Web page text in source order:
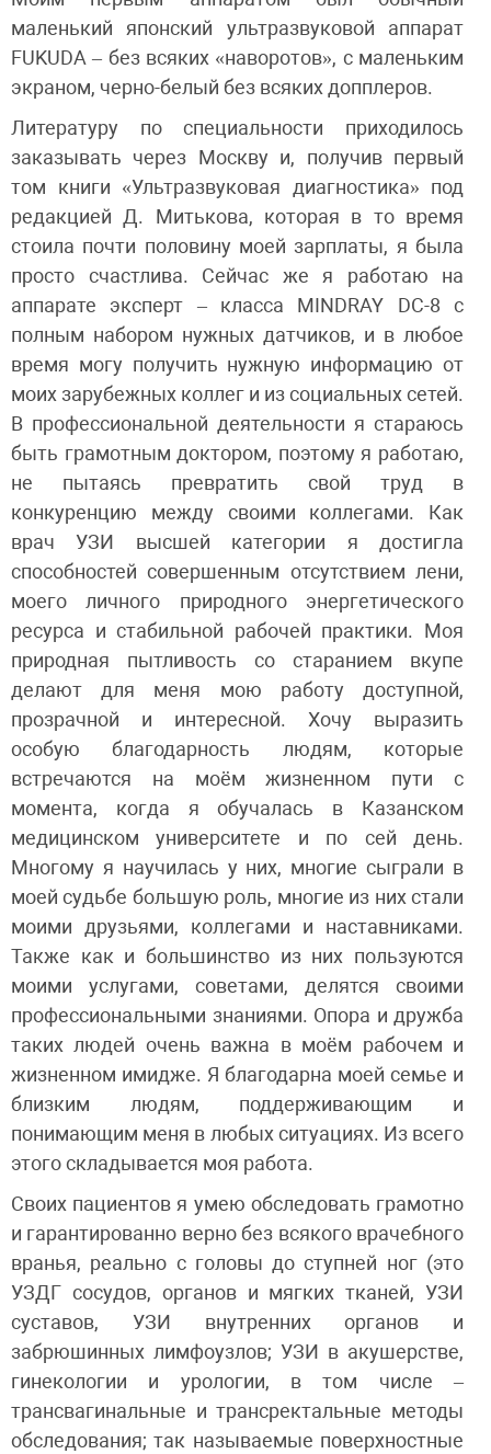
маленький японский ультразвуковой аппарат
FUKUDA – без всяких «наворотов», с маленьким
экраном, черно-белый без всяких допплеров.
Литературу по специальности приходилось
заказывать через Москву и, получив первый
том книги «Ультразвуковая диагностика» под
редакцией Д. Митькова, которая в то время
стоила почти половину моей зарплаты, я была
просто счастлива. Сейчас же я работаю на
аппарате эксперт – класса MINDRAY DC-8 с
полным набором нужных датчиков, и в любое
время могу получить нужную информацию от
моих зарубежных коллег и из социальных сетей.
В профессиональной деятельности я стараюсь
быть грамотным доктором, поэтому я работаю,
не пытаясь превратить свой труд в
конкуренцию между своими коллегами. Как
врач УЗИ высшей категории я достигла
способностей совершенным отсутствием лени,
моего личного природного энергетического
ресурса и стабильной рабочей практики. Моя
природная пытливость со старанием вкупе
делают для меня мою работу доступной,
прозрачной и интересной. Хочу выразить
особую благодарность людям, которые
встречаются на моём жизненном пути с
момента, когда я обучалась в Казанском
медицинском университете и по сей день.
Многому я научилась у них, многие сыграли в
моей судьбе большую роль, многие из них стали
моими друзьями, коллегами и наставниками.
Также как и большинство из них пользуются
моими услугами, советами, делятся своими
профессиональными знаниями. Опора и дружба
таких людей очень важна в моём рабочем и
жизненном имидже. Я благодарна моей семье и
близким людям, поддерживающим и
понимающим меня в любых ситуациях. Из всего
этого складывается моя работа.
Своих пациентов я умею обследовать грамотно
и гарантированно верно без всякого врачебного
вранья, реально с головы до ступней ног (это
УЗДГ сосудов, органов и мягких тканей, УЗИ
суставов, УЗИ внутренних органов и
забрюшинных лимфоузлов; УЗИ в акушерстве,
гинекологии и урологии, в том числе –
трансвагинальные и трансректальные методы
обследования; так называемые поверхностные